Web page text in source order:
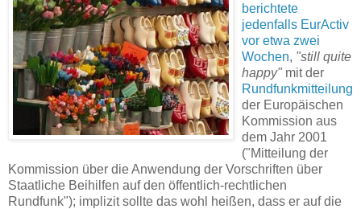
berichtete
jedenfalls EurActiv
vor etwa zwei
Wochen, "still quite
happy" mit der
Rundfunkmitteilung
der Europäischen
Kommission aus
dem Jahr 2001
("Mitteilung der
Kommission über die Anwendung der Vorschriften über
Staatliche Beihilfen auf den öffentlich-rechtlichen
Rundfunk"); implizit sollte das wohl heißen, dass er auf die